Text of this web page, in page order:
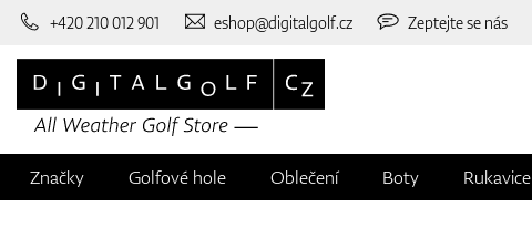
+420 210 012 901 eshop@digitalgolf.cz Zeptejte se nás
Značky Golfové hole Oblečení Boty Rukavice